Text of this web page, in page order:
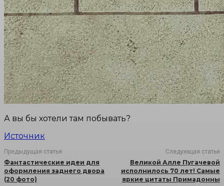
А вы бы хотели там побывать?
Источник
Предыдущая статья
Фантастические идеи для
оформления заднего двора
(20 фото)
Следующая статья
Великой Алле Пугачевой
исполнилось 70 лет! Самые
яркие цитаты Примадонны